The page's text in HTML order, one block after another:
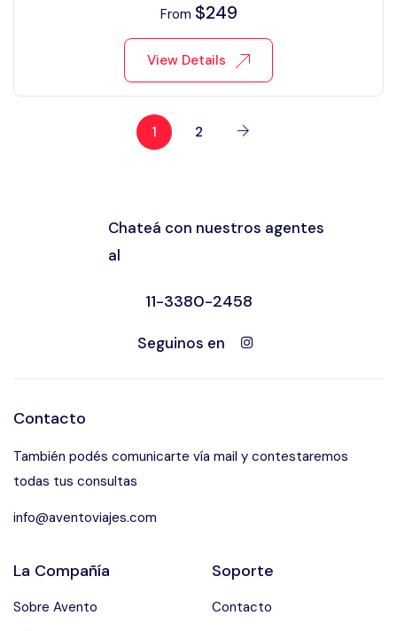
From $249
View Details
1 2
Chateá con nuestros agentes
al
11-3380-2458
Seguinos en
Contacto
También podés comunicarte vía mail y contestaremos
todas tus consultas
info@aventoviajes.com
La Compañía
Sobre Avento
Soporte
Contacto